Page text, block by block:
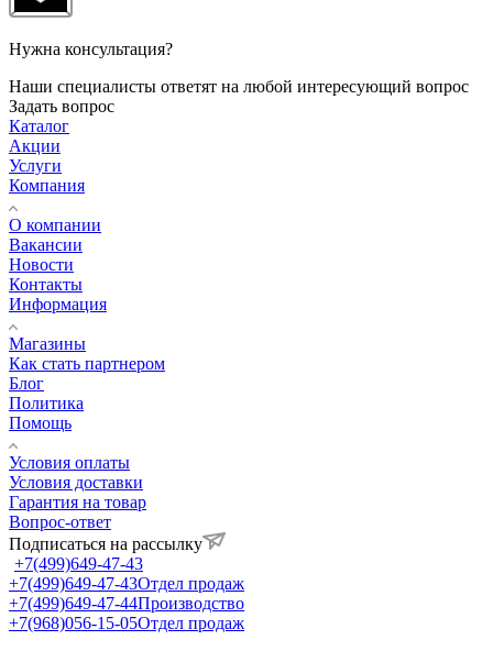
Нужна консультация?
Наши специалисты ответят на любой интересующий вопрос
Задать вопрос
Каталог
Акции
Услуги
Компания
О компании
Вакансии
Новости
Контакты
Информация
Магазины
Как стать партнером
Блог
Политика
Помощь
Условия оплаты
Условия доставки
Гарантия на товар
Вопрос-ответ
Подписаться на рассылку
+7(499)649-47-43
+7(499)649-47-43Отдел продаж
+7(499)649-47-44Производство
+7(968)056-15-05Отдел продаж